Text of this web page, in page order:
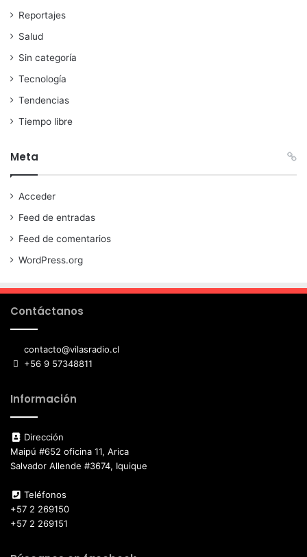
Reportajes
Salud
Sin categoría
Tecnología
Tendencias
Tiempo libre
Meta
Acceder
Feed de entradas
Feed de comentarios
WordPress.org
Contáctanos
contacto@vilasradio.cl
+56 9 57348811
Información
Dirección
Maipú #652 oficina 11, Arica
Salvador Allende #3674, Iquique
Teléfonos
+57 2 269150
+57 2 269151